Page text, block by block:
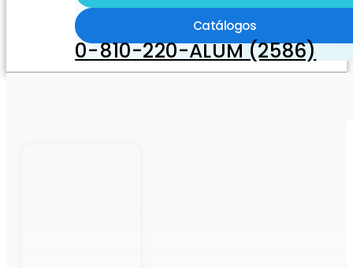
Catálogos
0-810-220-ALUM (2586)